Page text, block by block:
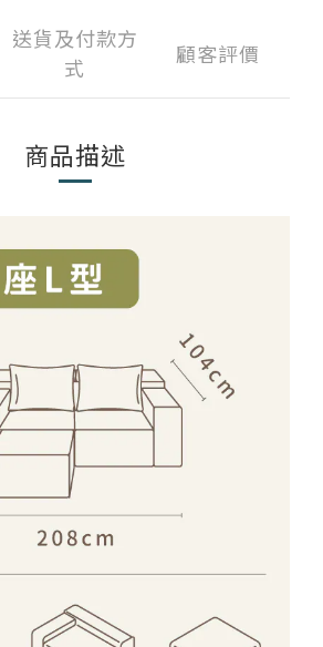
送貨及付款方
式
顧客評價
商品描述